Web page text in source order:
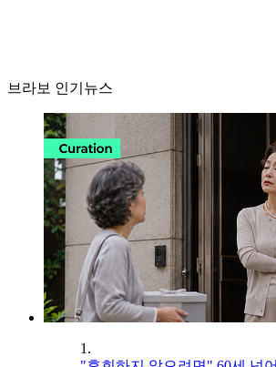
브라보 인기뉴스
1.